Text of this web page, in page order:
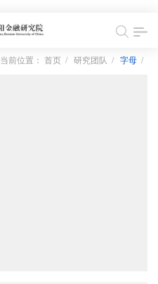
当前位置： 首页 / 研究团队 / 字母 /